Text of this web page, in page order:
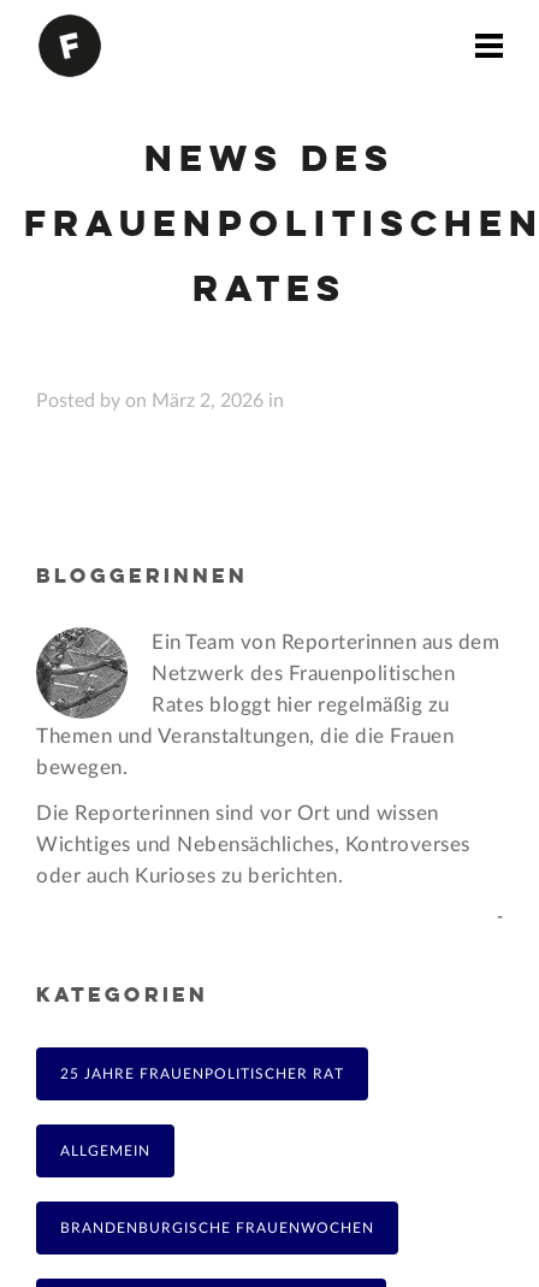
News des
Rates
Posted by on März 2, 2026 in
BLOGGERINNEN
Ein Team von Reporterinnen aus dem
Netzwerk des Frauen­politischen
Rates bloggt hier regelmäßig zu
Themen und Veran­staltungen, die die Frauen
bewegen.
Die Reporterinnen sind vor Ort und wissen
Wichtiges und Nebensächliches, Kontroverses
oder auch Kurioses zu berichten.
-
KATEGORIEN
25 JAHRE FRAUENPOLITISCHER RAT
ALLGEMEIN
BRANDENBURGISCHE FRAUENWOCHEN